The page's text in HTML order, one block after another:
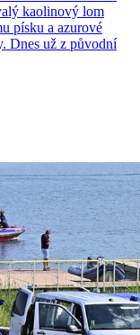
kaolinový lom
písku a azurové
Dnes už z původní